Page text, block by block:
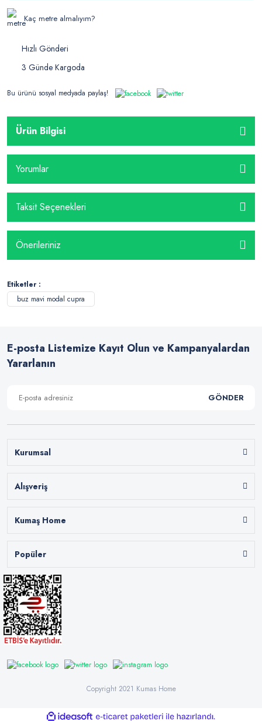
Kaç metre almalıyım?
Hızlı Gönderi
3 Günde Kargoda
Bu ürünü sosyal medyada paylaş!
Ürün Bilgisi
Yorumlar
Taksit Seçenekleri
Önerileriniz
Etiketler :
buz mavi modal cupra
E-posta Listemize Kayıt Olun ve Kampanyalardan
Yararlanın
GÖNDER
Kurumsal
Alışveriş
Kumaş Home
Popüler
Copyright 2021 Kumas Home
ideasoft e-